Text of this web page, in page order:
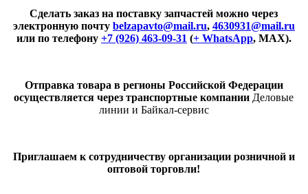
Сделать заказ на поставку запчастей можно через
электронную почту belzapavto@mail.ru, 4630931@mail.ru
или по телефону +7 (926) 463-09-31 (+ WhatsApp, MAX).
Отправка товара в регионы Российской Федерации
осуществляется через транспортные компании Деловые
линии и Байкал-сервис
Приглашаем к сотрудничеству организации розничной и
оптовой торговли!